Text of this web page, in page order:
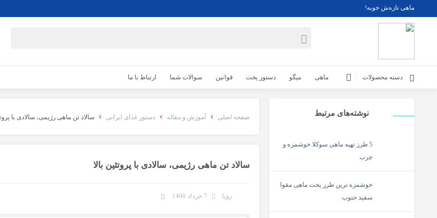
ماهی تازه‌ش خوبه!
دسته محصولات ماهی میگو دستور پخت قوانین سوالات شما ارتباط با ما
نوشته‌های مرتبط
5 طرز تهیه ماهی سوکلا خوشمزه و
چرب
خوشمزه ترین طرز پخت ماهی مقوا
سفید جنوب
صفحه اصلی › آموزش و مقاله › دستور غذای ایرانی › سالاد تن ماهی رژیمی، سالادی با
سالاد تن ماهی رژیمی، سالادی با پروتئین بالا
رویا 7 خرداد 1400